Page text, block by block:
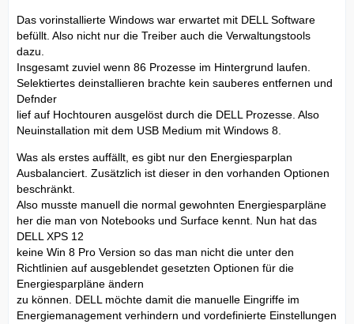
Das vorinstallierte Windows war erwartet mit DELL Software
befüllt. Also nicht nur die Treiber auch die Verwaltungstools
dazu.
Insgesamt zuviel wenn 86 Prozesse im Hintergrund laufen.
Selektiertes deinstallieren brachte kein sauberes entfernen und
Defnder
lief auf Hochtouren ausgelöst durch die DELL Prozesse. Also
Neuinstallation mit dem USB Medium mit Windows 8.
Was als erstes auffällt, es gibt nur den Energiesparplan
Ausbalanciert. Zusätzlich ist dieser in den vorhanden Optionen
beschränkt.
Also musste manuell die normal gewohnten Energiesparpläne
her die man von Notebooks und Surface kennt. Nun hat das
DELL XPS 12
keine Win 8 Pro Version so das man nicht die unter den
Richtlinien auf ausgeblendet gesetzten Optionen für die
Energiesparpläne ändern
zu können. DELL möchte damit die manuelle Eingriffe im
Energiemanagement verhindern und vordefinierte Einstellungen